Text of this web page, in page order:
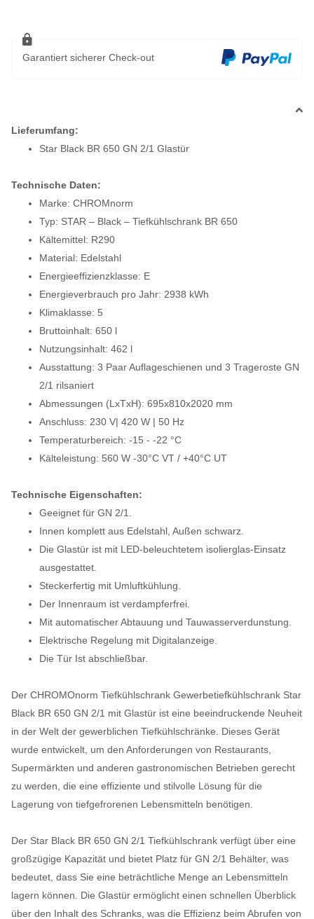
Garantiert sicherer Check-out
Lieferumfang:
Star Black BR 650 GN 2/1 Glastür
Technische Daten:
Marke: CHROMnorm
Typ: STAR – Black – Tiefkühlschrank BR 650
Kältemittel: R290
Material: Edelstahl
Energieeffizienzklasse: E
Energieverbrauch pro Jahr: 2938 kWh
Klimaklasse: 5
Bruttoinhalt: 650 l
Nutzungsinhalt: 462 l
Ausstattung: 3 Paar Auflageschienen und 3 Trageroste GN
2/1 rilsaniert
Abmessungen (LxTxH): 695x810x2020 mm
Anschluss: 230 V| 420 W | 50 Hz
Temperaturbereich: -15 - -22 °C
Kälteleistung: 560 W -30°C VT / +40°C UT
Technische Eigenschaften:
Geeignet für GN 2/1.
Innen komplett aus Edelstahl, Außen schwarz.
Die Glastür ist mit LED-beleuchtetem isolierglas-Einsatz
ausgestattet.
Steckerfertig mit Umluftkühlung.
Der Innenraum ist verdampferfrei.
Mit automatischer Abtauung und Tauwasserverdunstung.
Elektrische Regelung mit Digitalanzeige.
Die Tür Ist abschließbar.
Der CHROMOnorm Tiefkühlschrank Gewerbetiefkühlschrank Star
Black BR 650 GN 2/1 mit Glastür ist eine beeindruckende Neuheit
in der Welt der gewerblichen Tiefkühlschränke. Dieses Gerät
wurde entwickelt, um den Anforderungen von Restaurants,
Supermärkten und anderen gastronomischen Betrieben gerecht
zu werden, die eine effiziente und stilvolle Lösung für die
Lagerung von tiefgefrorenen Lebensmitteln benötigen.
Der Star Black BR 650 GN 2/1 Tiefkühlschrank verfügt über eine
großzügige Kapazität und bietet Platz für GN 2/1 Behälter, was
bedeutet, dass Sie eine beträchtliche Menge an Lebensmitteln
lagern können. Die Glastür ermöglicht einen schnellen Überblick
über den Inhalt des Schranks, was die Effizienz beim Abrufen von